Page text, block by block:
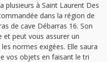
plusieurs à Saint Laurent Des
dans la région de
de cave Débarras 16. Son
et peut vous assurer un
normes exigées. Elle saura
vos objets en faisant le tri